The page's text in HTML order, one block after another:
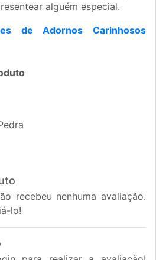
alguém especial.
de Adornos Carinhosos
recebeu nenhuma avaliação.
lo!